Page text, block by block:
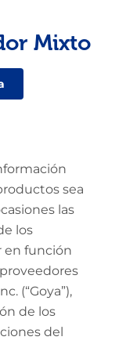
Mixto
sea
las
los
en función
(“Goya”),
de los
del